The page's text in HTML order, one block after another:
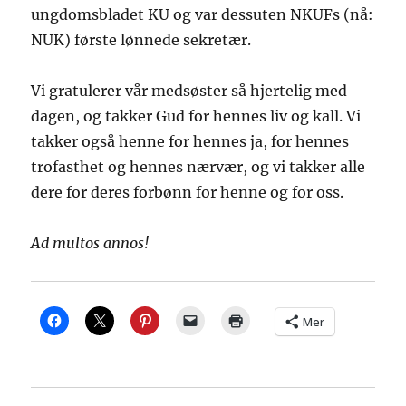
ungdomsbladet KU og var dessuten NKUFs (nå:
NUK) første lønnede sekretær.
Vi gratulerer vår medsøster så hjertelig med
dagen, og takker Gud for hennes liv og kall. Vi
takker også henne for hennes ja, for hennes
trofasthet og hennes nærvær, og vi takker alle
dere for deres forbønn for henne og for oss.
Ad multos annos!
Mer